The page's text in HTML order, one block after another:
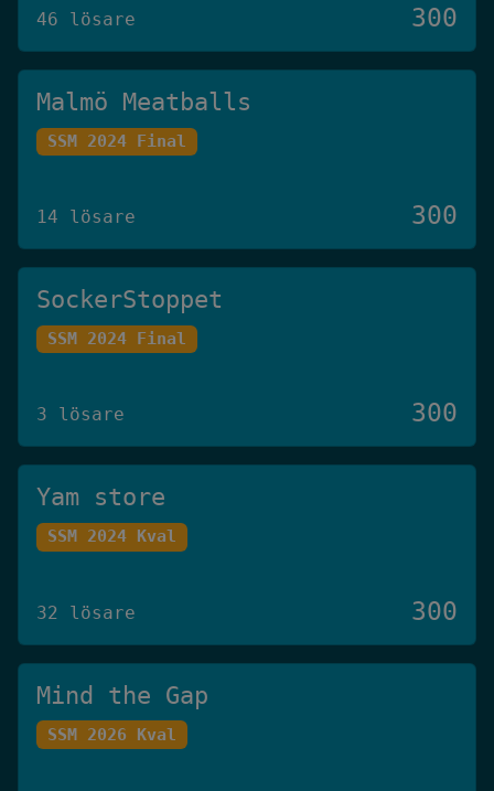
46 lösare 300
Malmö Meatballs
SSM 2024 Final
14 lösare 300
SockerStoppet
SSM 2024 Final
3 lösare 300
Yam store
SSM 2024 Kval
32 lösare 300
Mind the Gap
SSM 2026 Kval